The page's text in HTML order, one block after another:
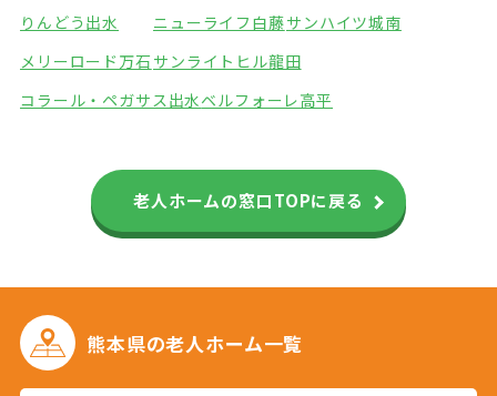
りんどう出水 ニューライフ白藤サンハイツ城南
メリーロード万石 サンライトヒル龍田
コラール・ペガサス出水ベルフォーレ高平
老人ホームの窓口TOPに戻る
熊本県の老人ホーム一覧